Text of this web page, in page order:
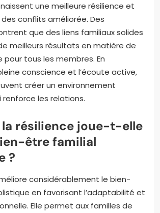
une meilleure résilience et
conflits améliorée. Des
que des liens familiaux solides
meilleurs résultats en matière de
tous les membres. En
conscience et l’écoute active,
créer un environnement
renforce les relations.
la résilience joue-t-elle
être familial
?
considérablement le bien-
en favorisant l’adaptabilité et
Elle permet aux familles de